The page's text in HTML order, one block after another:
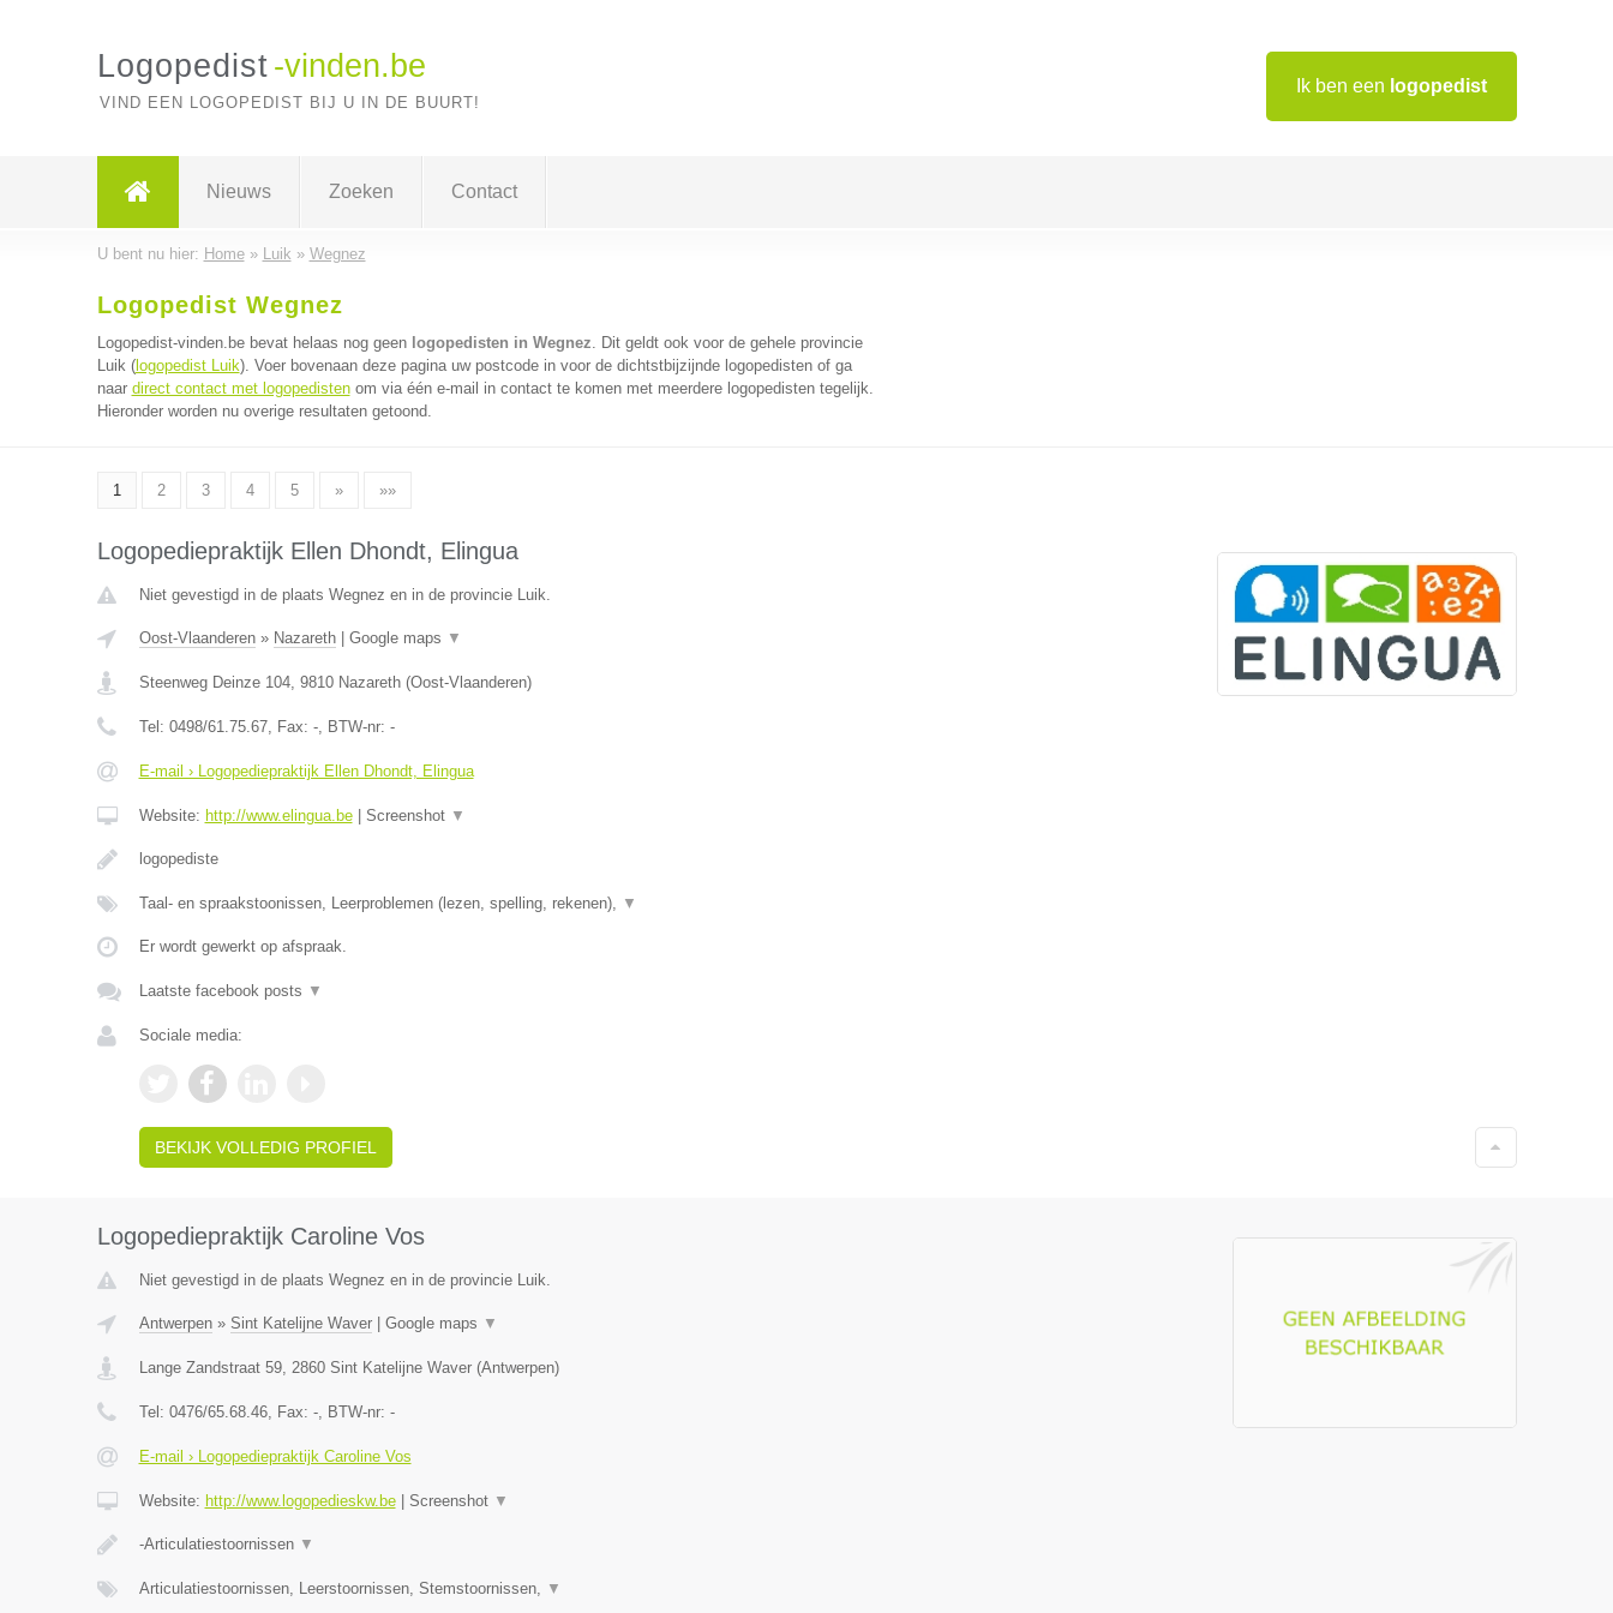
Ik ben een logopedist
Logopedist -vinden.be
VIND EEN LOGOPEDIST BIJ U IN DE BUURT!
Nieuws Zoeken Contact
U bent nu hier: Home» Luik » Wegnez
Logopedist Wegnez
Logopedist-vinden.be bevat helaas nog geen logopedisten in Wegnez. Dit geldt ook voor de gehele provincie
Luik (logopedist Luik). Voer bovenaan deze pagina uw postcode in voor de dichtstbijzijnde logopedisten of ga
naar direct contact met logopedistenom via één e-mail in contact te komen met meerdere logopedisten tegelijk.
Hieronder worden nu overige resultaten getoond.
1 2 3 4 5 » »»
Logopediepraktijk Ellen Dhondt, Elingua
Niet gevestigd in de plaats Wegnez en in de provincie Luik.
Oost-Vlaanderen» Nazareth| Google maps ▼
Steenweg Deinze 104, 9810 Nazareth(Oost-Vlaanderen)
Tel: 0498/61.75.67, Fax: -, BTW-nr: -
E-mail › Logopediepraktijk Ellen Dhondt, Elingua
Website: http://www.elingua.be| Screenshot ▼
logopediste
Taal- en spraakstoonissen, Leerproblemen (lezen, spelling, rekenen), ▼
Er wordt gewerkt op afspraak.
Laatste facebook posts ▼
Sociale media:
BEKIJK VOLLEDIG PROFIEL
Logopediepraktijk Caroline Vos
Niet gevestigd in de plaats Wegnez en in de provincie Luik.
Antwerpen» Sint Katelijne Waver| Google maps ▼
Lange Zandstraat 59, 2860 Sint Katelijne Waver(Antwerpen)
Tel: 0476/65.68.46, Fax: -, BTW-nr: -
E-mail › Logopediepraktijk Caroline Vos
Website: http://www.logopedieskw.be| Screenshot ▼
-Articulatiestoornissen ▼
Articulatiestoornissen, Leerstoornissen, Stemstoornissen, ▼